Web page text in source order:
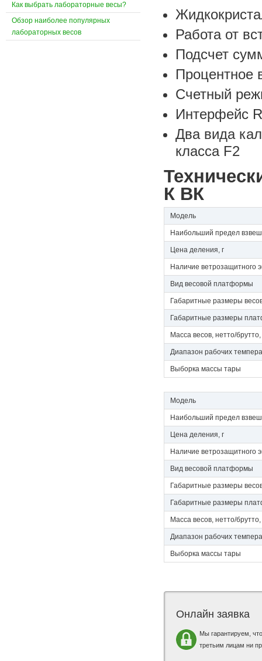
Работа от
Подсчет
Процентное
Счетный
Интерфейс
Два вида
класса F2
К ВК
Модель
Наибольший предел
Цена деления, г
Наличие ветрозащитного
Вид весовой платформы
Габаритные размеры
Габаритные размеры
Масса весов, нетто/брутто,
Диапазон рабочих
Выборка массы тары
Модель
Наибольший предел
Цена деления, г
Наличие ветрозащитного
Вид весовой платформы
Габаритные размеры
Габаритные размеры
Масса весов, нетто/брутто,
Диапазон рабочих
Выборка массы тары
Онлайн заявка
Мы гарантируем,
третьим лицам ни
Как выбрать лабораторные весы?
Обзор наиболее популярных
лабораторных весов